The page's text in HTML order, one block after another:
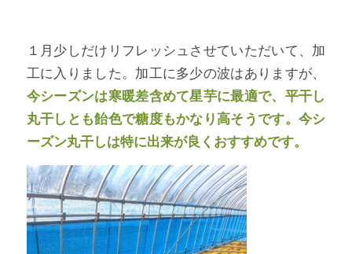
１月少しだけリフレッシュさせていただいて、加
工に入りました。加工に多少の波はありますが、
今シーズンは寒暖差含めて星芋に最適で、平干し
丸干しとも飴色で糖度もかなり高そうです。今シ
ーズン丸干しは特に出来が良くおすすめです。